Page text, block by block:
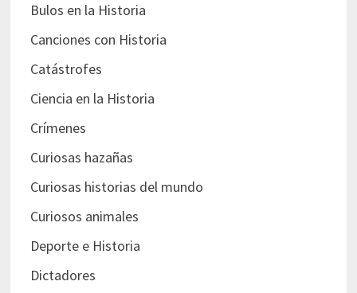
Bulos en la Historia
Canciones con Historia
Catástrofes
Ciencia en la Historia
Crímenes
Curiosas hazañas
Curiosas historias del mundo
Curiosos animales
Deporte e Historia
Dictadores